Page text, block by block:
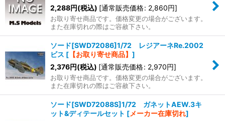
2,288円(税込) [通常販売価格: 2,860円]
お取り寄せ商品です。価格変更の場合がございます。
また在庫切れの際はご容赦下さい。
ソード[SWD72086]1/72 レジアーネRe.2002
ビス [ 【お取り寄せ商品】 ]
2,376円(税込) [通常販売価格: 2,970円]
お取り寄せ商品です。価格変更の場合がございます。
また在庫切れの際はご容赦下さい。
ソード[SWD72088S]1/72 ガネットAEW.3キ
ット&ディテールセット [メーカー在庫切れ]